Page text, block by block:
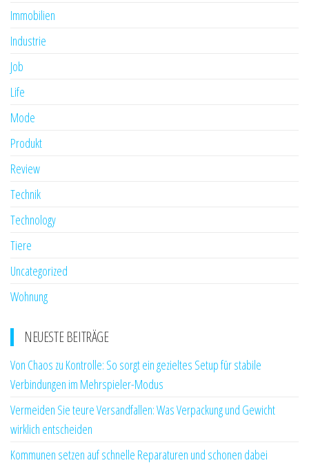
Immobilien
Industrie
Job
Life
Mode
Produkt
Review
Technik
Technology
Tiere
Uncategorized
Wohnung
NEUESTE BEITRÄGE
Von Chaos zu Kontrolle: So sorgt ein gezieltes Setup für stabile
Verbindungen im Mehrspieler-Modus
Vermeiden Sie teure Versandfallen: Was Verpackung und Gewicht
wirklich entscheiden
Kommunen setzen auf schnelle Reparaturen und schonen dabei